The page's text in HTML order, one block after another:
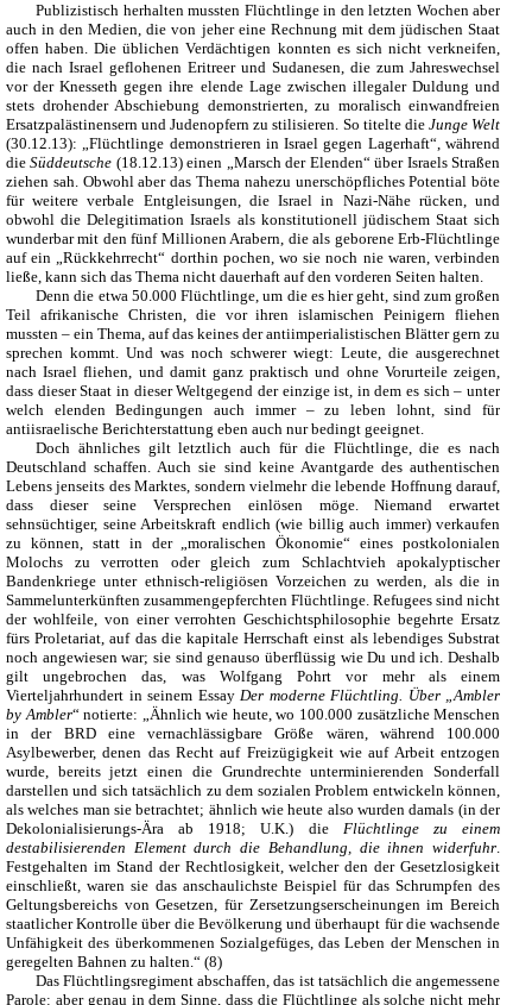
Publizistisch herhalten mussten Flüchtlinge in den letzten Wochen aber
auch in den Medien, die von jeher eine Rechnung mit dem jüdischen Staat
offen haben. Die üblichen Verdächtigen konnten es sich nicht verkneifen,
die nach Israel geflohenen Eritreer und Sudanesen, die zum Jahreswechsel
vor der Knesseth gegen ihre elende Lage zwischen illegaler Duldung und
stets drohender Abschiebung demonstrierten, zu moralisch einwandfreien
Ersatzpalästinensern und Judenopfern zu stilisieren. So titelte die Junge Welt
(30.12.13): „Flüchtlinge demonstrieren in Israel gegen Lagerhaft“, während
dieSüddeutsche (18.12.13) einen „Marsch der Elenden“ über Israels Straßen
ziehen sah. Obwohl aber das Thema nahezu unerschöpfliches Potential böte
für weitere verbale Entgleisungen, die Israel in Nazi-Nähe rücken, und
obwohl die Delegitimation Israels als konstitutionell jüdischem Staat sich
wunderbar mit den fünf Millionen Arabern, die als geborene Erb-Flüchtlinge
auf ein „Rückkehrrecht“ dorthin pochen, wo sie noch nie waren, verbinden
ließe, kann sich das Thema nicht dauerhaft auf den vorderen Seiten halten.
Denn die etwa 50.000 Flüchtlinge, um die es hier geht, sind zum großen
Teil afrikanische Christen, die vor ihren islamischen Peinigern fliehen
mussten – ein Thema, auf das keines der antiimperialistischen Blätter gern zu
sprechen kommt. Und was noch schwerer wiegt: Leute, die ausgerechnet
nach Israel fliehen, und damit ganz praktisch und ohne Vorurteile zeigen,
dass dieser Staat in dieser Weltgegend der einzige ist, in dem es sich – unter
welch elenden Bedingungen auch immer – zu leben lohnt, sind für
antiisraelische Berichterstattung eben auch nur bedingt geeignet.
Doch ähnliches gilt letztlich auch für die Flüchtlinge, die es nach
Deutschland schaffen. Auch sie sind keine Avantgarde des authentischen
Lebens jenseits des Marktes, sondern vielmehr die lebende Hoffnung darauf,
dass dieser seine Versprechen einlösen möge. Niemand erwartet
sehnsüchtiger, seine Arbeitskraft endlich (wie billig auch immer) verkaufen
zu können, statt in der „moralischen Ökonomie“ eines postkolonialen
Molochs zu verrotten oder gleich zum Schlachtvieh apokalyptischer
Bandenkriege unter ethnisch-religiösen Vorzeichen zu werden, als die in
Sammelunterkünften zusammengepferchten Flüchtlinge. Refugees sind nicht
der wohlfeile, von einer verrohten Geschichtsphilosophie begehrte Ersatz
fürs Proletariat, auf das die kapitale Herrschaft einst als lebendiges Substrat
noch angewiesen war; sie sind genauso überflüssig wie Du und ich. Deshalb
gilt ungebrochen das, was Wolfgang Pohrt vor mehr als einem
Vierteljahrhundert in seinem EssayDer moderne Flüchtling. Über „Ambler
by Ambler“ notierte: „Ähnlich wie heute, wo 100.000 zusätzliche Menschen
in der BRD eine vernachlässigbare Größe wären, während 100.000
Asylbewerber, denen das Recht auf Freizügigkeit wie auf Arbeit entzogen
wurde, bereits jetzt einen die Grundrechte unterminierenden Sonderfall
darstellen und sich tatsächlich zu dem sozialen Problem entwickeln können,
als welches man sie betrachtet; ähnlich wie heute also wurden damals (in der
Dekolonialisierungs-Ära ab 1918; U.K.) die Flüchtlinge zu einem
destabilisierenden Element durch die Behandlung, die ihnen widerfuhr.
Festgehalten im Stand der Rechtlosigkeit, welcher den der Gesetzlosigkeit
einschließt, waren sie das anschaulichste Beispiel für das Schrumpfen des
Geltungsbereichs von Gesetzen, für Zersetzungserscheinungen im Bereich
staatlicher Kontrolle über die Bevölkerung und überhaupt für die wachsende
Unfähigkeit des überkommenen Sozialgefüges, das Leben der Menschen in
geregelten Bahnen zu halten.“ (8)
Das Flüchtlingsregiment abschaffen, das ist tatsächlich die angemessene
Parole: aber genau in dem Sinne, dass die Flüchtlinge als solche nicht mehr